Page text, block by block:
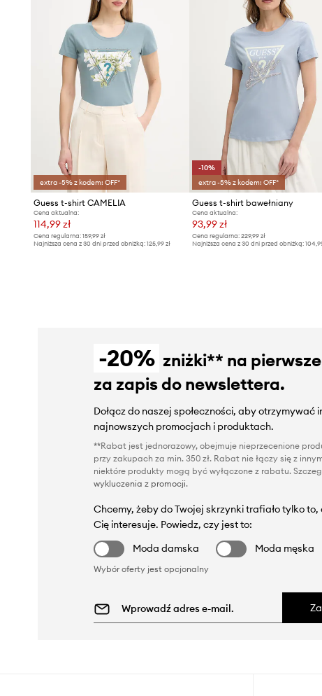
extra -5% z kodem: OFF*
Guess t-shirt CAMELIA
Cena aktualna:
114,99 zł
Cena regularna: 159,99 zł
Najniższa cena z 30 dni przed obniżką: 125,99 zł
-10%
extra -5% z kodem: OFF*
Guess t-shirt bawełniany
Cena aktualna:
93,99 zł
Cena regularna:229,99 zł
Najniższa cena z 30 dni przed obniżką:
-20% zniżki** na
za zapis do newslettera.
Dołącz do naszej społeczności, aby otrzymywać
najnowszych promocjach i produktach.
**Rabat jest jednorazowy, obejmuje nieprzecenione
przy zakupach za min. 350 zł. Rabat nie łączy się z
niektóre produkty mogą być wyłączone z rabatu.
wykluczenia z promocji.
Chcemy, żeby do Twojej skrzynki trafiało tylko
Cię interesuje. Powiedz, czy jest to:
Moda damska
Moda męska
Wybór oferty jest opcjonalny